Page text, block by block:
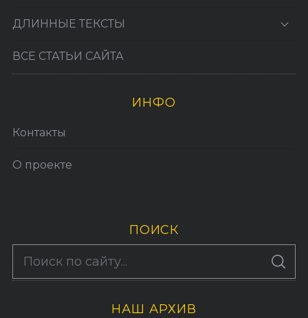
ДЛИННЫЕ ТЕКСТЫ
ВСЕ СТАТЬИ САЙТА
ИНФО
Контакты
О проекте
ПОИСК
S
A
По авторам
НАШ АРХИВ